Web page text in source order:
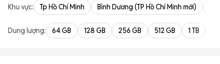
Khu vực: Tp Hồ Chí Minh Bình Dương (TP Hồ Chí Minh mới)
Dung lượng: 64 GB 128 GB 256 GB 512 GB 1 TB